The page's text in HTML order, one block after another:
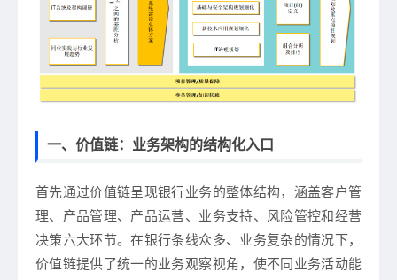
一、价值链：业务架构的结构化入口
首先通过价值链呈现银行业务的整体结构，涵盖客户管
理、产品管理、产品运营、业务支持、风险管控和经营
决策六大环节。在银行条线众多、业务复杂的情况下，
价值链提供了统一的业务观察视角，使不同业务活动能